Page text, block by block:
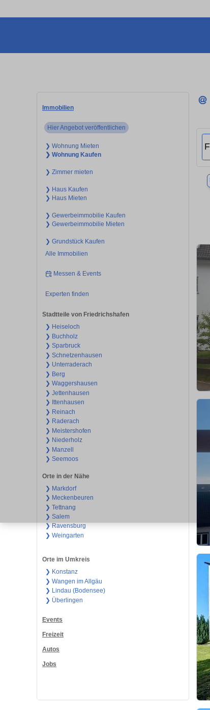
Immobilien
Hier Angebot veröffentlichen
❯ Wohnung Mieten
❯ Wohnung Kaufen
❯ Zimmer mieten
❯ Haus Kaufen
❯ Haus Mieten
❯ Gewerbeimmobilie Kaufen
❯ Gewerbeimmobilie Mieten
❯ Grundstück Kaufen
Alle Immobilien
Messen & Events
Experten finden
Stadtteile von Friedrichshafen
❯ Heiseloch
❯ Buchholz
❯ Sparbruck
❯ Schnetzenhausen
❯ Unterraderach
❯ Berg
❯ Waggershausen
❯ Jettenhausen
❯ Ittenhausen
❯ Reinach
❯ Raderach
❯ Meistershofen
❯ Niederholz
❯ Manzell
❯ Seemoos
Orte in der Nähe
❯ Markdorf
❯ Meckenbeuren
❯ Tettnang
❯ Salem
❯ Ravensburg
❯ Weingarten
Orte im Umkreis
❯ Konstanz
❯ Wangen im Allgäu
❯ Lindau (Bodensee)
❯ Überlingen
Events
Freizeit
Autos
Jobs